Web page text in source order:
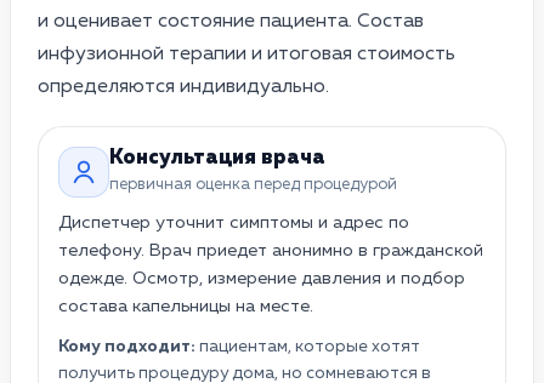
Прокапывание на дому · в
и оценивает состояние пациента. Состав
инфузионной терапии и итоговая стоимость
определяются индивидуально.
Консультация врача
первичная оценка перед процедурой
Диспетчер уточнит симптомы и адрес по
телефону. Врач приедет анонимно в гражданской
одежде. Осмотр, измерение давления и подбор
состава капельницы на месте.
Кому подходит: пациентам, которые хотят
получить процедуру дома, но сомневаются в